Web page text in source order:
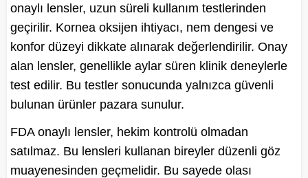
onaylı lensler, uzun süreli kullanım testlerinden
geçirilir. Kornea oksijen ihtiyacı, nem dengesi ve
konfor düzeyi dikkate alınarak değerlendirilir. Onay
alan lensler, genellikle aylar süren klinik deneylerle
test edilir. Bu testler sonucunda yalnızca güvenli
bulunan ürünler pazara sunulur.
FDA onaylı lensler, hekim kontrolü olmadan
satılmaz. Bu lensleri kullanan bireyler düzenli göz
muayenesinden geçmelidir. Bu sayede olası